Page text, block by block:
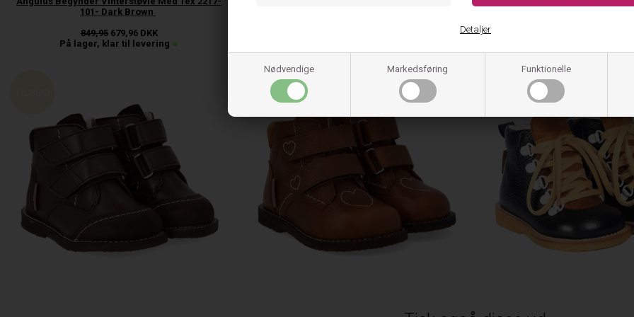
Nødvendige Markedsføring Funktionelle
Detaljer
101- Dark Brown
849,95 679,96 DKK
På lager, klar til levering